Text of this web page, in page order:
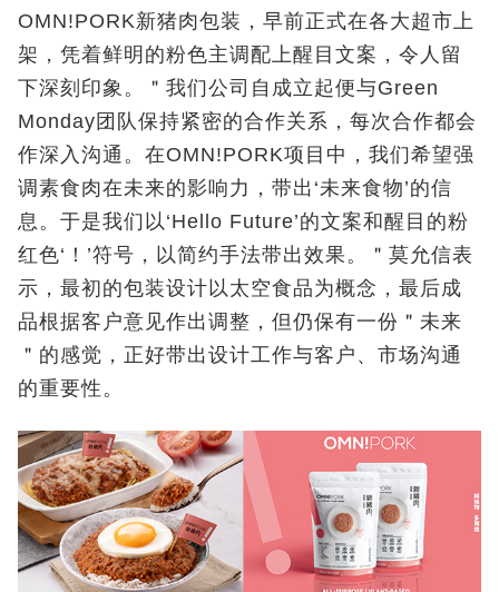
OMN!PORK新猪肉包装，早前正式在各大超市上
架，凭着鲜明的粉色主调配上醒目文案，令人留
下深刻印象。＂我们公司自成立起便与Green
Monday团队保持紧密的合作关系，每次合作都会
作深入沟通。在OMN!PORK项目中，我们希望强
调素食肉在未来的影响力，带出‘未来食物’的信
息。于是我们以‘Hello Future’的文案和醒目的粉
红色‘！’符号，以简约手法带出效果。＂莫允信表
示，最初的包装设计以太空食品为概念，最后成
品根据客户意见作出调整，但仍保有一份＂未来
＂的感觉，正好带出设计工作与客户、市场沟通
的重要性。